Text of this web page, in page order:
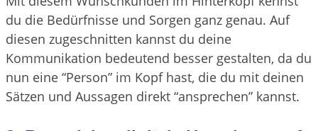
du die Bedürfnisse und Sorgen ganz genau. Auf
diesen zugeschnitten kannst du deine
Kommunikation bedeutend besser gestalten, da du
nun eine “Person” im Kopf hast, die du mit deinen
Sätzen und Aussagen direkt “ansprechen” kannst.